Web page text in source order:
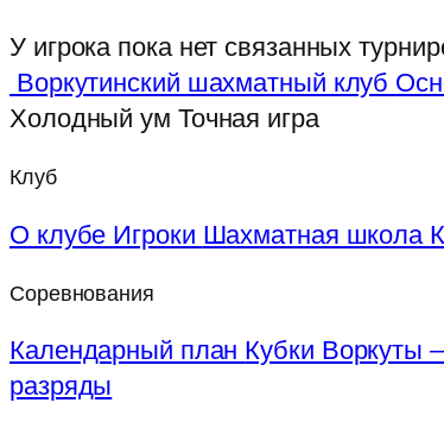
У игрока пока нет связанных
Воркутинский шахматный клуб
Холодный ум Точная игра
Клуб
О клубе Игроки Шахматная школа
Соревнования
Календарный план Кубки Воркуты
разряды